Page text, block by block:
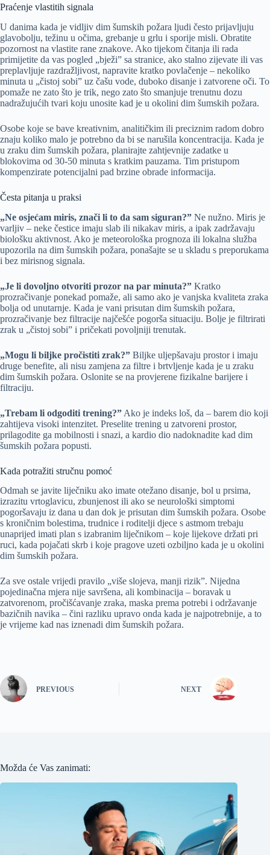
Praćenje vlastitih signala
U danima kada je vidljiv dim šumskih požara ljudi često prijavljuju
glavobolju, težinu u očima, grebanje u grlu i sporije misli. Obratite
pozornost na vlastite rane znakove. Ako tijekom čitanja ili rada
primijetite da vas pogled „bježi” sa stranice, ako stalno zijevate ili vas
preplavljuje razdražljivost, napravite kratko povlačenje – nekoliko
minuta u „čistoj sobi” uz čašu vode, duboko disanje i zatvorene oči. To
pomaže ne zato što je trik, nego zato što smanjuje trenutnu dozu
nadražujućih tvari koju unosite kad je u okolini dim šumskih požara.
Osobe koje se bave kreativnim, analitičkim ili preciznim radom dobro
znaju koliko malo je potrebno da bi se narušila koncentracija. Kada je
u zraku dim šumskih požara, planirajte zahtjevnije zadatke u
blokovima od 30-50 minuta s kratkim pauzama. Tim pristupom
kompenzirate potencijalni pad brzine obrade informacija.
Česta pitanja u praksi
„Ne osjećam miris, znači li to da sam siguran?” Ne nužno. Miris je
varljiv – neke čestice imaju slab ili nikakav miris, a ipak zadržavaju
biološku aktivnost. Ako je meteorološka prognoza ili lokalna služba
upozorila na dim šumskih požara, ponašajte se u skladu s preporukama
i bez mirisnog signala.
„Je li dovoljno otvoriti prozor na par minuta?” Kratko
prozračivanje ponekad pomaže, ali samo ako je vanjska kvaliteta zraka
bolja od unutarnje. Kada je vani prisutan dim šumskih požara,
prozračivanje bez filtracije najčešće pogorša situaciju. Bolje je filtrirati
zrak u „čistoj sobi” i pričekati povoljniji trenutak.
„Mogu li biljke pročistiti zrak?” Biljke uljepšavaju prostor i imaju
druge benefite, ali nisu zamjena za filtre i brtvljenje kada je u zraku
dim šumskih požara. Oslonite se na provjerene fizikalne barijere i
filtraciju.
„Trebam li odgoditi trening?” Ako je indeks loš, da – barem dio koji
zahtijeva visoki intenzitet. Preselite trening u zatvoreni prostor,
prilagodite ga mobilnosti i snazi, a kardio dio nadoknadite kad dim
šumskih požara popusti.
Kada potražiti stručnu pomoć
Odmah se javite liječniku ako imate otežano disanje, bol u prsima,
izrazitu vrtoglavicu, zbunjenost ili ako se neurološki simptomi
pogoršavaju iz dana u dan dok je prisutan dim šumskih požara. Osobe
s kroničnim bolestima, trudnice i roditelji djece s astmom trebaju
unaprijed imati plan s izabranim liječnikom – koje lijekove držati pri
ruci, kada pojačati skrb i koje pragove uzeti ozbiljno kada je u okolini
dim šumskih požara.
Za sve ostale vrijedi pravilo „više slojeva, manji rizik”. Nijedna
pojedinačna mjera nije savršena, ali kombinacija – boravak u
zatvorenom, pročišćavanje zraka, maska prema potrebi i održavanje
bazičnih navika – čini razliku upravo onda kada je najpotrebnije, a to
je vrijeme kad nas iznenadi dim šumskih požara.
PREVIOUS NEXT
Možda će Vas zanimati: